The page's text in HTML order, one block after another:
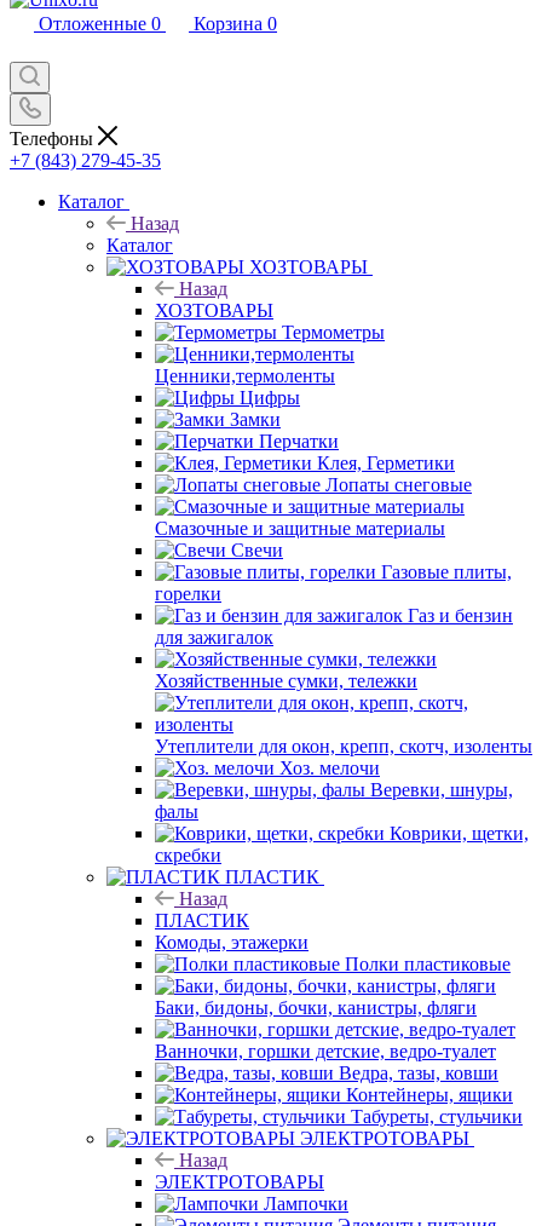
Отложенные 0 Корзина 0
Телефоны
+7 (843) 279-45-35
Каталог
Назад
Каталог
ХОЗТОВАРЫ
Назад
ХОЗТОВАРЫ
Термометры
Ценники,термоленты
Цифры
Замки
Перчатки
Клея, Герметики
Лопаты снеговые
Смазочные и защитные материалы
Свечи
Газовые плиты,
горелки
Газ и бензин
для зажигалок
Хозяйственные сумки, тележки
Утеплители для окон, крепп, скотч, изоленты
Хоз. мелочи
Веревки, шнуры,
фалы
Коврики, щетки,
скребки
ПЛАСТИК
Назад
ПЛАСТИК
Комоды, этажерки
Полки пластиковые
Баки, бидоны, бочки, канистры, фляги
Ванночки, горшки детские, ведро-туалет
Ведра, тазы, ковши
Контейнеры, ящики
Табуреты, стульчики
ЭЛЕКТРОТОВАРЫ
Назад
ЭЛЕКТРОТОВАРЫ
Лампочки